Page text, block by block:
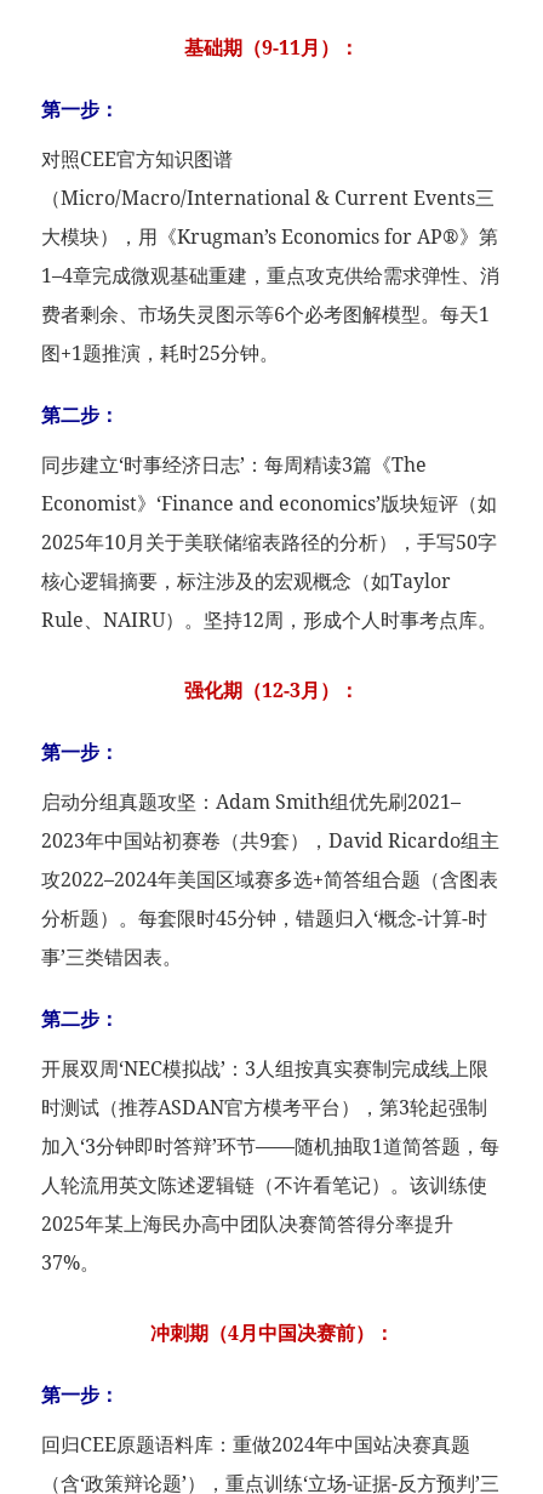
基础期（9-11月）：
第一步：
对照CEE官方知识图谱
（Micro/Macro/International & Current Events三
大模块），用《Krugman’s Economics for AP®》第
1–4章完成微观基础重建，重点攻克供给需求弹性、消
费者剩余、市场失灵图示等6个必考图解模型。每天1
图+1题推演，耗时25分钟。
第二步：
同步建立‘时事经济日志’：每周精读3篇《The
Economist》‘Finance and economics’版块短评（如
2025年10月关于美联储缩表路径的分析），手写50字
核心逻辑摘要，标注涉及的宏观概念（如Taylor
Rule、NAIRU）。坚持12周，形成个人时事考点库。
强化期（12-3月）：
第一步：
启动分组真题攻坚：Adam Smith组优先刷2021–
2023年中国站初赛卷（共9套），David Ricardo组主
攻2022–2024年美国区域赛多选+简答组合题（含图表
分析题）。每套限时45分钟，错题归入‘概念-计算-时
事’三类错因表。
第二步：
开展双周‘NEC模拟战’：3人组按真实赛制完成线上限
时测试（推荐ASDAN官方模考平台），第3轮起强制
加入‘3分钟即时答辩’环节——随机抽取1道简答题，每
人轮流用英文陈述逻辑链（不许看笔记）。该训练使
2025年某上海民办高中团队决赛简答得分率提升
37%。
冲刺期（4月中国决赛前）：
第一步：
回归CEE原题语料库：重做2024年中国站决赛真题
（含‘政策辩论题’），重点训练‘立场-证据-反方预判’三